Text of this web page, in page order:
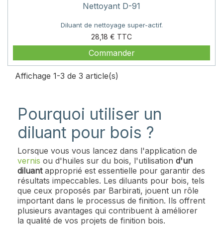
Nettoyant D-91
Diluant de nettoyage super-actif.
28,18 €
Prix
Commander
Affichage 1-3 de 3 article(s)
Pourquoi utiliser un
diluant pour bois ?
Lorsque vous vous lancez dans l'application de
vernis ou d'huiles sur du bois, l'utilisation d'un
diluantapproprié est essentielle pour garantir des
résultats impeccables. Les diluants pour bois, tels
que ceux proposés par Barbirati, jouent un rôle
important dans le processus de finition. Ils offrent
plusieurs avantages qui contribuent à améliorer
la qualité de vos projets de finition bois.